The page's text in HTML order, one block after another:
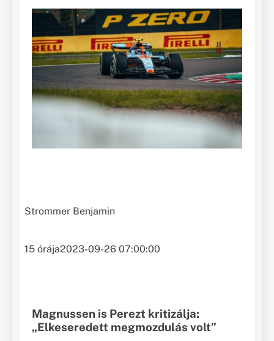
Strommer Benjamin
15 órája2023-09-26 07:00:00
Magnussen is Perezt kritizálja:
„Elkeseredett megmozdulás volt”